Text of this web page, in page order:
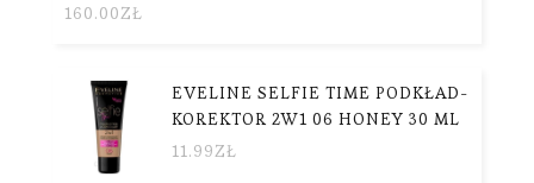
160.00ZŁ
EVELINE SELFIE TIME PODKŁAD-
KOREKTOR 2W1 06 HONEY 30 ML
11.99ZŁ